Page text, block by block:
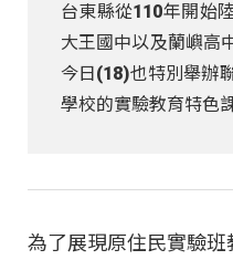
台東縣從110年開始
大王國中以及蘭嶼高
今日(18)也特別舉辦
學校的實驗教育特色
為了展現原住民實驗